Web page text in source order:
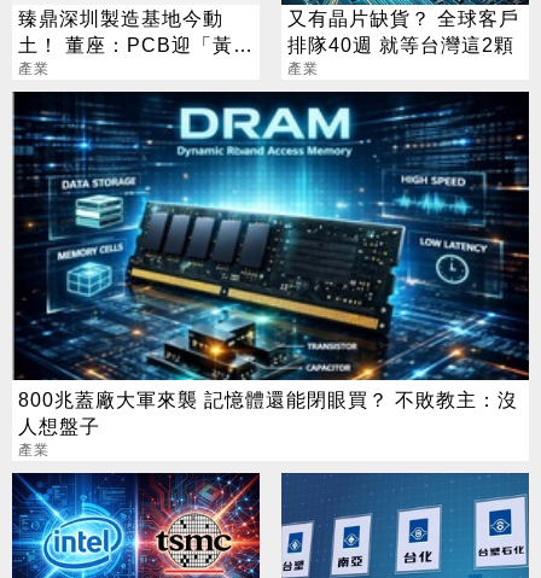
臻鼎深圳製造基地今動
土！ 董座：PCB迎「黃金
十年」
產業
又有晶片缺貨？ 全球客戶
排隊40週 就等台灣這2顆
產業
800兆蓋廠大軍來襲 記憶體還能閉眼買？ 不敗教主：沒
人想盤子
產業